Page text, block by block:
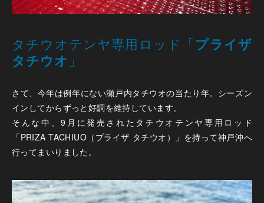
タチウオテンヤ専用ロッド「プライザ
タチウオ 」
さて、今年は例年にない瀬戸内タチウオの当たり年。シーズン
インしてからずっと好調を維持しています。
そんな中、9月に発売されたタチウオテンヤ専用ロッド
「PRIZA TACHIUO（プライザ タチウオ）」を持って神戸沖へ
行ってまいりました。